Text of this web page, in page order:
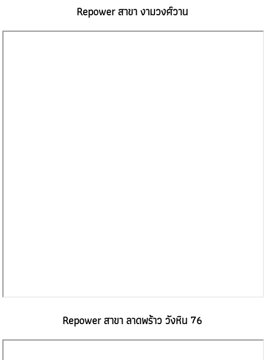
Repower สาขา งามวงศ์วาน
Repower สาขา ลาดพร้าว วังหิน 76